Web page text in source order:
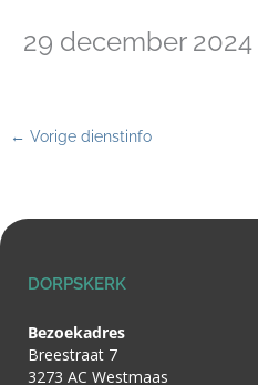
29 december 2024
← Vorige dienstinfo
DORPSKERK
Bezoekadres
Breestraat 7
3273 AC Westmaas